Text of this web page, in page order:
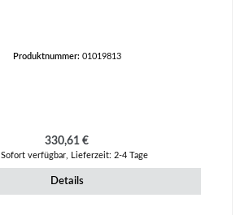
Produktnummer: 01019813
Regulärer Preis:
330,61 €
Sofort verfügbar, Lieferzeit: 2-4 Tage
Details